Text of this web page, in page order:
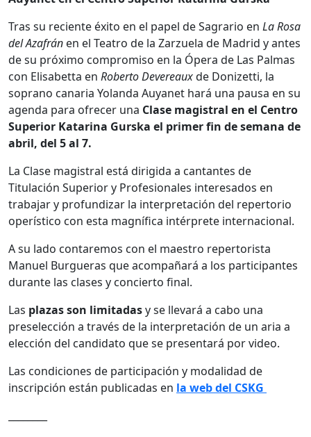
Tras su reciente éxito en el papel de Sagrario en La Rosa
del Azafrán en el Teatro de la Zarzuela de Madrid y antes
de su próximo compromiso en la Ópera de Las Palmas
con Elisabetta en Roberto Devereauxde Donizetti, la
soprano canaria Yolanda Auyanet hará una pausa en su
agenda para ofrecer una Clase magistral en el Centro
Superior Katarina Gurska el primer fin de semana de
abril, del 5 al 7.
La Clase magistral está dirigida a cantantes de
Titulación Superior y Profesionales interesados en
trabajar y profundizar la interpretación del repertorio
operístico con esta magnífica intérprete internacional.
A su lado contaremos con el maestro repertorista
Manuel Burgueras que acompañará a los participantes
durante las clases y concierto final.
Las plazas son limitadasy se llevará a cabo una
preselección a través de la interpretación de un aria a
elección del candidato que se presentará por video.
Las condiciones de participación y modalidad de
inscripción están publicadas en la web del CSKG